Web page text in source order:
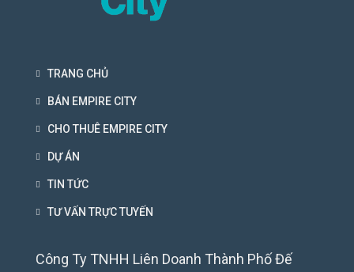
TRANG CHỦ
BÁN EMPIRE CITY
CHO THUÊ EMPIRE CITY
DỰ ÁN
TIN TỨC
TƯ VẤN TRỰC TUYẾN
Công Ty TNHH Liên Doanh Thành Phố Đế